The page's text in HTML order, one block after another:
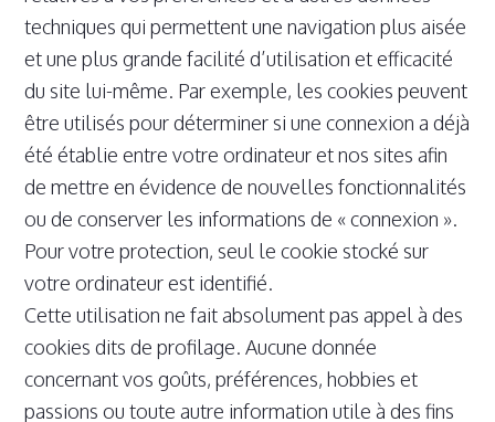
techniques qui permettent une navigation plus aisée
et une plus grande facilité d’utilisation et efficacité
du site lui-même. Par exemple, les cookies peuvent
être utilisés pour déterminer si une connexion a déjà
été établie entre votre ordinateur et nos sites afin
de mettre en évidence de nouvelles fonctionnalités
ou de conserver les informations de « connexion ».
Pour votre protection, seul le cookie stocké sur
votre ordinateur est identifié.
Cette utilisation ne fait absolument pas appel à des
cookies dits de profilage. Aucune donnée
concernant vos goûts, préférences, hobbies et
passions ou toute autre information utile à des fins